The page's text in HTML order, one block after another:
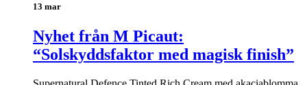
13 mar
Nyhet från M Picaut:
“Solskyddsfaktor med magisk finish”